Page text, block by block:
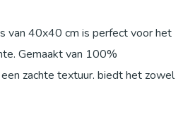
van 40x40 cm is perfect voor het
Gemaakt van 100%
zachte textuur, biedt het zowel
rits voor een strakke